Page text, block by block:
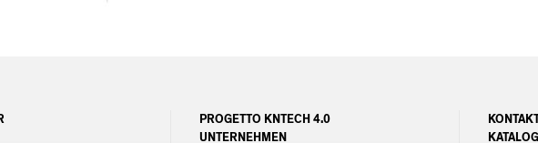
PROGETTO KNTECH 4.0
UNTERNEHMEN